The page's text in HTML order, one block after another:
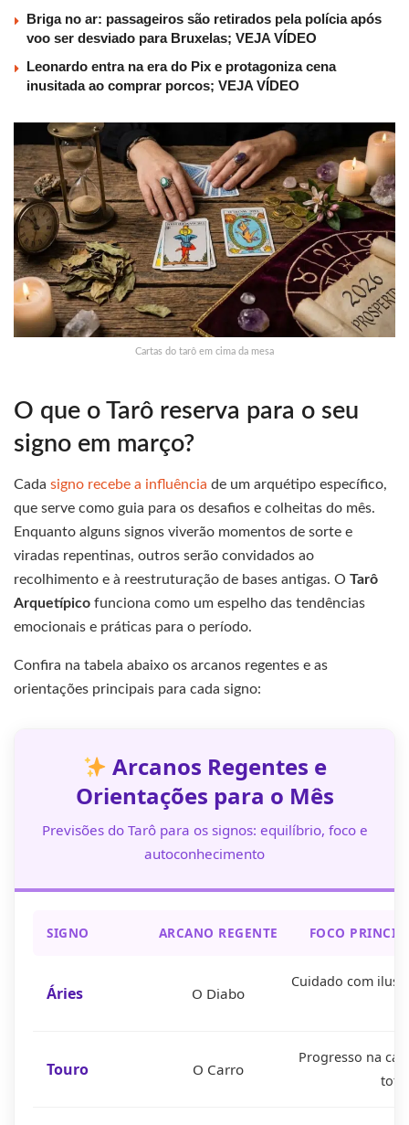
Briga no ar: passageiros são retirados pela polícia após
voo ser desviado para Bruxelas; VEJA VÍDEO
Leonardo entra na era do Pix e protagoniza cena
inusitada ao comprar porcos; VEJA VÍDEO
Cartas do tarô em cima da mesa
O que o Tarô reserva para o seu
signo em março?
Cada signo recebe a influência de um arquétipo específico,
que serve como guia para os desafios e colheitas do mês.
Enquanto alguns signos viverão momentos de sorte e
viradas repentinas, outros serão convidados ao
recolhimento e à reestruturação de bases antigas. O Tarô
Arquetípico funciona como um espelho das tendências
emocionais e práticas para o período.
Confira na tabela abaixo os arcanos regentes e as
orientações principais para cada signo:
Arcanos Regentes e
Orientações para o Mês
Previsões do Tarô para os signos: equilíbrio, foco e
autoconhecimento
SIGNO ARCANO REGENTE FOCO
Áries O Diabo
Cuidado com
Touro O Carro
Progresso na